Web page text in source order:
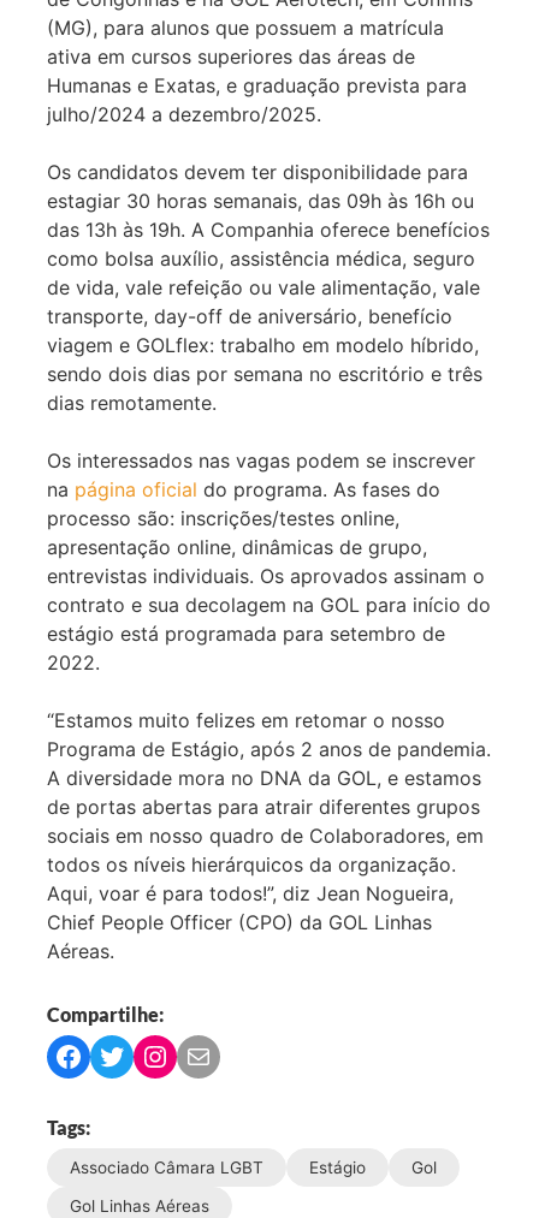
(MG), para alunos que possuem a matrícula
ativa em cursos superiores das áreas de
Humanas e Exatas, e graduação prevista para
julho/2024 a dezembro/2025.
Os candidatos devem ter disponibilidade para
estagiar 30 horas semanais, das 09h às 16h ou
das 13h às 19h. A Companhia oferece benefícios
como bolsa auxílio, assistência médica, seguro
de vida, vale refeição ou vale alimentação, vale
transporte, day-off de aniversário, benefício
viagem e GOLflex: trabalho em modelo híbrido,
sendo dois dias por semana no escritório e três
dias remotamente.
Os interessados nas vagas podem se inscrever
na página oficial do programa. As fases do
processo são: inscrições/testes online,
apresentação online, dinâmicas de grupo,
entrevistas individuais. Os aprovados assinam o
contrato e sua decolagem na GOL para início do
estágio está programada para setembro de
2022.
“Estamos muito felizes em retomar o nosso
Programa de Estágio, após 2 anos de pandemia.
A diversidade mora no DNA da GOL, e estamos
de portas abertas para atrair diferentes grupos
sociais em nosso quadro de Colaboradores, em
todos os níveis hierárquicos da organização.
Aqui, voar é para todos!”, diz Jean Nogueira,
Chief People Officer (CPO) da GOL Linhas
Aéreas.
Compartilhe:
C
p
a
r
C
a
r
C
a
r
C
a
Tags:
Associado Câmara LGBT Estágio
Gol
Gol Linhas Aéreas